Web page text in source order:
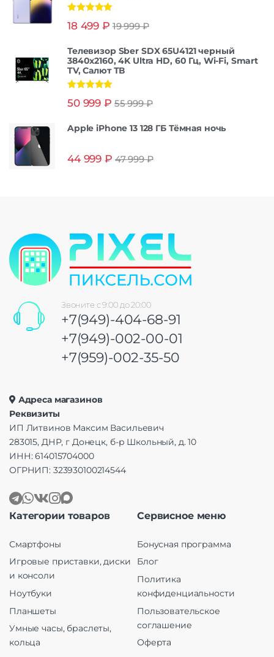
из 5
18 499 ₽ 19 999₽
Телевизор Sber SDX 65U4121 черный
3840x2160, 4K Ultra HD, 60 Гц, Wi-Fi, Smart
TV, Салют ТВ
из 5
50 999 ₽ 55 999₽
Apple iPhone 13 128 ГБ Тёмная ночь
44 999 ₽ 47 999₽
Звоните с 9:00 до 20:00
+7(949)-404-68-91
+7(949)-002-00-01
+7(959)-002-35-50
Адреса магазинов
Реквизиты
ИП Литвинов Максим Васильевич
283015, ДНР, г Донецк, б-р Школьный, д. 10
ИНН: 614015704000
ОГРНИП: 323930100214544
Категории товаров
Смартфоны
Игровые приставки, диски
и консоли
Ноутбуки
Планшеты
Умные часы, браслеты,
кольца
Сервисное меню
Бонусная программа
Блог
Политика
конфиденциальности
Пользовательское
соглашение
Оферта